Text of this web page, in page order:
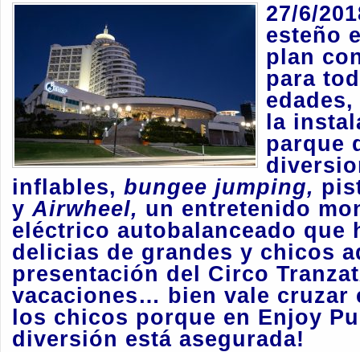
27/6/
esteño
plan
para
la
parque
inflables, bungee jumping,
y Airwheel, un entretenido
eléctrico autobalanceado que
delicias de grandes y chicos
presentación del Circo Tranzat
vacaciones… bien vale cruzar
los chicos porque en Enjoy
diversión está asegurada!